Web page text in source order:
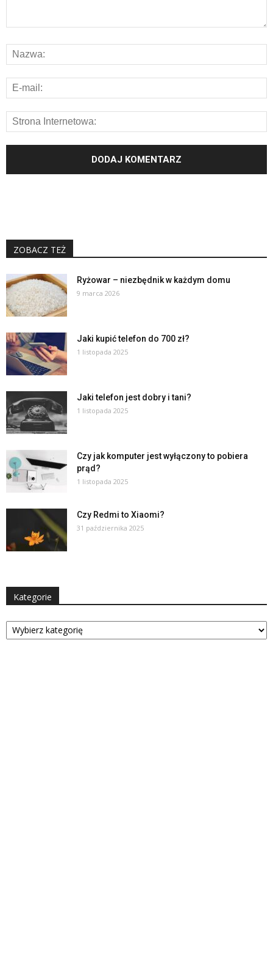
ZOBACZ TEŻ
Ryżowar – niezbędnik w każdym domu
9 marca 2026
Jaki kupić telefon do 700 zł?
1 listopada 2025
Jaki telefon jest dobry i tani?
1 listopada 2025
Czy jak komputer jest wyłączony to pobiera
prąd?
1 listopada 2025
Czy Redmi to Xiaomi?
31 października 2025
Kategorie
Kategorie